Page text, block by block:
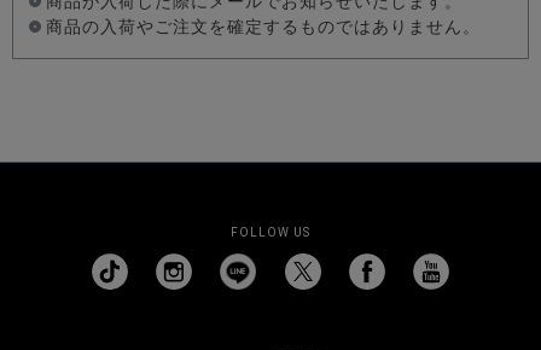
商品の入荷やご注文を確定するものではありません。
FOLLOW US